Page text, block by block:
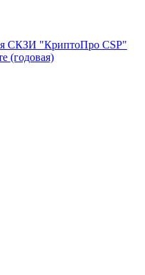
СКЗИ "КриптоПро CSP"
(годовая)